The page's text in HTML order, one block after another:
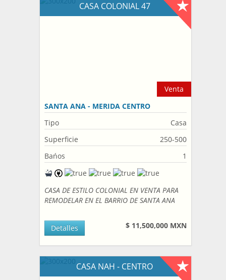
CASA COLONIAL 47
Venta
SANTA ANA - MERIDA CENTRO
Tipo
Casa
Superficie
250-500
Bańos
1
CASA DE ESTILO COLONIAL EN VENTA PARA
REMODELAR EN EL BARRIO DE SANTA ANA
$ 11,500,000 MXN
Detalles
CASA NAH - CENTRO